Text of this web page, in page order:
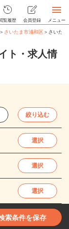
覧履歴 会員登録 メニュー
＞ さいたま市浦和区＞ さいた
ト・求人情
絞り込む
選択
選択
選択
索条件を保存